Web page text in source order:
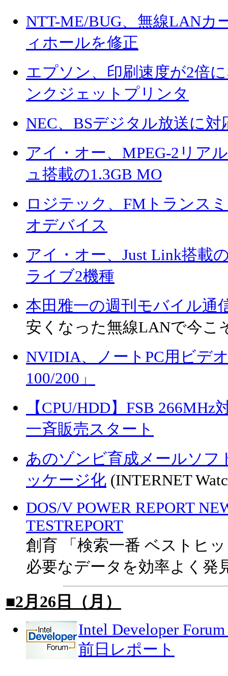
NTT-ME/BUG、無線LANカ
ィホールを修正
エプソン、印刷速度が2倍
ンクジェットプリンタ
NEC、BSデジタル放送に対
アイ・オー、MPEG-2リア
ュ搭載の1.3GB MO
ロジテック、FMトランス
オデバイス
アイ・オー、Just Link搭載
ライブ2機種
本田雅一の週刊モバイル通
安くなった無線LANで今こ
NVIDIA、ノートPC用ビデ
100/200」
【CPU/HDD】FSB
一斉販売スタート
あのゾンビ育成メールソフ
ッケージ化 (INTERNET
DOS/V POWER REPORT
TESTREPORT
創育 「検索一番 ベストヒ
必要なデータを効率よく発
■2月26日（月）
Intel Developer
前日レポート